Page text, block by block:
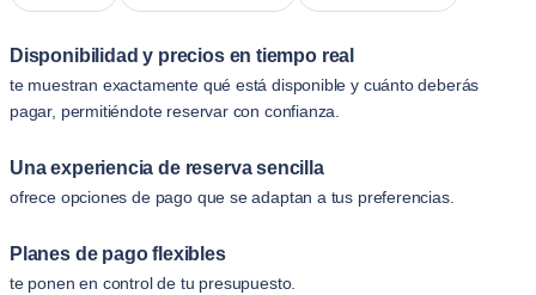
Disponibilidad y precios en tiempo real
te muestran exactamente qué está disponible y cuánto deberás
pagar, permitiéndote reservar con confianza.
Una experiencia de reserva sencilla
ofrece opciones de pago que se adaptan a tus preferencias.
Planes de pago flexibles
te ponen en control de tu presupuesto.